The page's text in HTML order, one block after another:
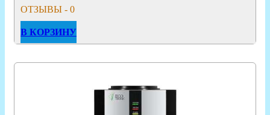
ОТЗЫВЫ - 0
В КОРЗИНУ